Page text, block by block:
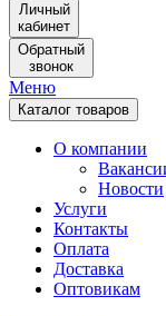
Личный
кабинет
Обратный
звонок
Меню
Каталог товаров
О компании
Новости
Услуги
Контакты
Оплата
Доставка
Оптовикам